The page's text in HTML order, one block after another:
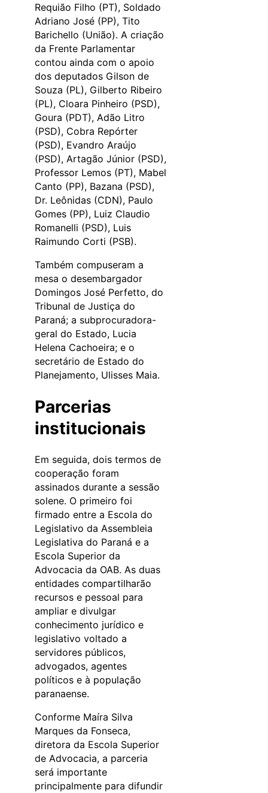
Requião Filho (PT), Soldado
Adriano José (PP), Tito
Barichello (União). A criação
da Frente Parlamentar
contou ainda com o apoio
dos deputados Gilson de
Souza (PL), Gilberto Ribeiro
(PL), Cloara Pinheiro (PSD),
Goura (PDT), Adão Litro
(PSD), Cobra Repórter
(PSD), Evandro Araújo
(PSD), Artagão Júnior (PSD),
Professor Lemos (PT), Mabel
Canto (PP), Bazana (PSD),
Dr. Leônidas (CDN), Paulo
Gomes (PP), Luiz Claudio
Romanelli (PSD), Luis
Raimundo Corti (PSB).
Também compuseram a
mesa o desembargador
Domingos José Perfetto, do
Tribunal de Justiça do
Paraná; a subprocuradora-
geral do Estado, Lucia
Helena Cachoeira; e o
secretário de Estado do
Planejamento, Ulisses Maia.
Parcerias
institucionais
Em seguida, dois termos de
cooperação foram
assinados durante a sessão
solene. O primeiro foi
firmado entre a Escola do
Legislativo da Assembleia
Legislativa do Paraná e a
Escola Superior da
Advocacia da OAB. As duas
entidades compartilharão
recursos e pessoal para
ampliar e divulgar
conhecimento jurídico e
legislativo voltado a
servidores públicos,
advogados, agentes
políticos e à população
paranaense.
Conforme Maíra Silva
Marques da Fonseca,
diretora da Escola Superior
de Advocacia, a parceria
será importante
principalmente para difundir